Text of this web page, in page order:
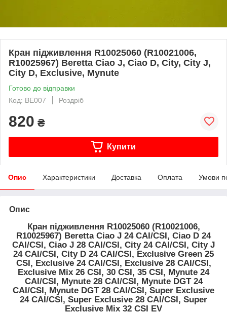
Кран підживлення R10025060 (R10021006,
R10025967) Beretta Ciao J, Ciao D, City, City J,
City D, Exclusive, Mynute
Готово до відправки
Код: BE007
Роздріб
820 ₴
Купити
Опис Характеристики Доставка Оплата Умови
Опис
Кран підживлення R10025060 (R10021006,
R10025967) Beretta Ciao J 24 CAI/CSI, Ciao D 24
CAI/CSI, Ciao J 28 CAI/CSI, City 24 CAI/CSI, City J
24 CAI/CSI, City D 24 CAI/CSI, Exclusive Green 25
CSI, Exclusive 24 CAI/СЅІ, Exclusive 28 CAI/СЅІ,
Exclusive Mix 26 CSI, 30 CSI, 35 CSI, Mynute 24
CAI/CSI, Mynute 28 CAI/CSI, Mynute DGT 24
CAI/CSI, Mynute DGT 28 CAI/CSI, Super Exclusive
24 CAI/CSI, Super Exclusive 28 CAI/CSI, Super
Exclusive Mix 32 CSI EV